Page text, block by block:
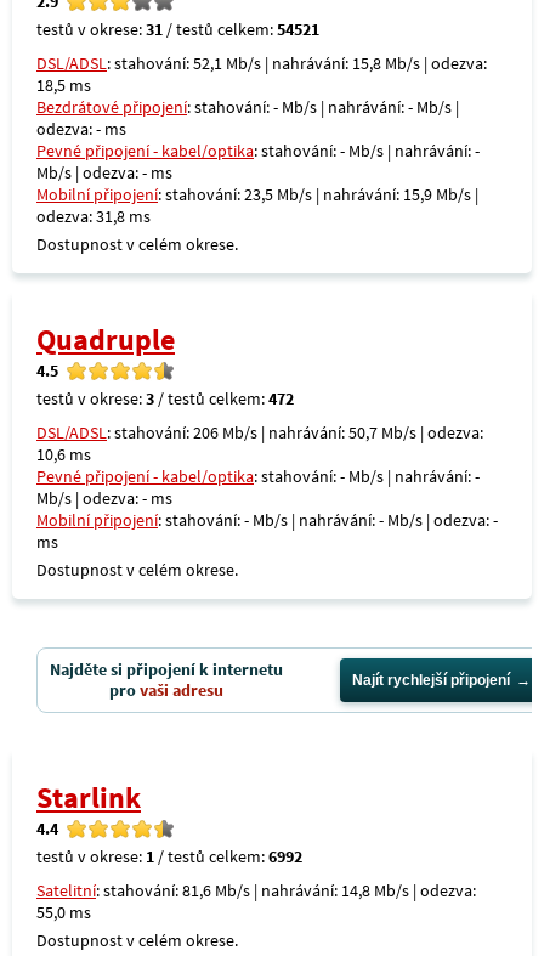
testů v okrese:31 / testů celkem:54521
DSL/ADSL: stahování: 52,1 Mb/s | nahrávání: 15,8 Mb/s | odezva:
18,5 ms
Bezdrátové připojení: stahování: - Mb/s | nahrávání: - Mb/s |
odezva: - ms
Pevné připojení - kabel/optika: stahování: - Mb/s | nahrávání: -
Mb/s | odezva: - ms
Mobilní připojení: stahování: 23,5 Mb/s | nahrávání: 15,9 Mb/s |
odezva: 31,8 ms
Dostupnost v celém okrese.
Quadruple
4.5
testů v okrese:3 / testů celkem:472
DSL/ADSL: stahování: 206 Mb/s | nahrávání: 50,7 Mb/s | odezva:
10,6 ms
Pevné připojení - kabel/optika: stahování: - Mb/s | nahrávání: -
Mb/s | odezva: - ms
Mobilní připojení: stahování: - Mb/s | nahrávání: - Mb/s | odezva: -
ms
Dostupnost v celém okrese.
Najděte si připojení k internetu
provaši adresu Najít rychlejší připojení
Starlink
4.4
testů v okrese: 1 / testů celkem:6992
Satelitní: stahování: 81,6 Mb/s | nahrávání: 14,8 Mb/s | odezva:
55,0 ms
Dostupnost v celém okrese.